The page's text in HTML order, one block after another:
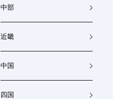
中部
近畿
中国
四国